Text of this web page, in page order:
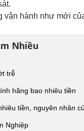
vận hành như mới
Nhiều
trễ
hãng bao nhiêu tiền
tiền, nguyên nhân
Nghiệp